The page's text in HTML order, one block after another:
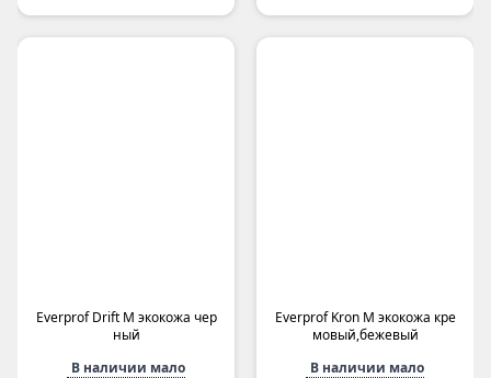
Everprof Drift M экокожа чер
ный
В наличии мало
Everprof Kron M экокожа кре
мовый,бежевый
В наличии мало